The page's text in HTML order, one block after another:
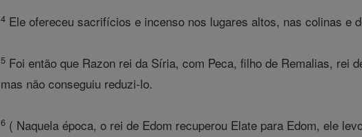
4 Ele ofereceu sacrifícios e incenso nos lugares altos, nas colinas e
5 Foi então que Razon rei da Síria, com Peca, filho de Remalias, rei
mas não conseguiu reduzi-lo.
6 ( Naquela época, o rei de Edom recuperou Elate para Edom, ele